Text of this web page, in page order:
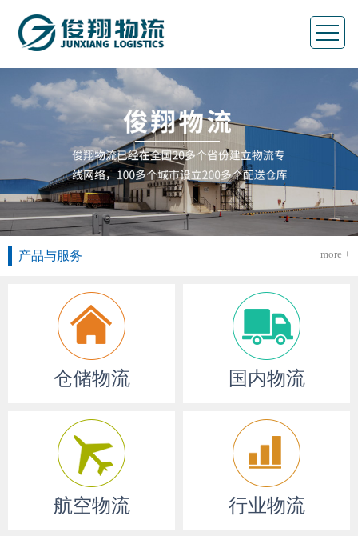
产品与服务 more +
仓储物流 国内物流
航空物流 行业物流